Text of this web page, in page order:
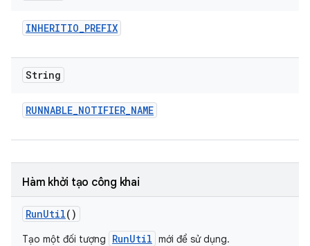
INHERITIO_PREFIX
String
RUNNABLE_NOTIFIER_NAME
Hàm khởi tạo công khai
RunUtil()
Tạo một đối tượng RunUtil mới để sử dụng.